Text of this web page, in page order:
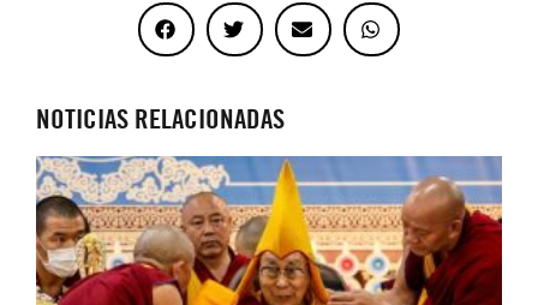
NOTICIAS RELACIONADAS